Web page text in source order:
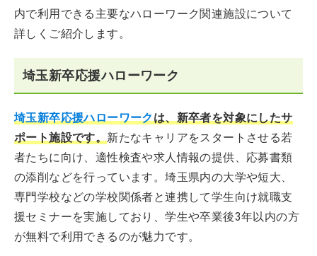
内で利用できる主要なハローワーク関連施設について
詳しくご紹介します。
埼玉新卒応援ハローワーク
埼玉新卒応援ハローワークは、新卒者を対象にしたサ
ポート施設です。新たなキャリアをスタートさせる若
者たちに向け、適性検査や求人情報の提供、応募書類
の添削などを行っています。埼玉県内の大学や短大、
専門学校などの学校関係者と連携して学生向け就職支
援セミナーを実施しており、学生や卒業後3年以内の方
が無料で利用できるのが魅力です。